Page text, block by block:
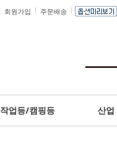
회원가입 주문배송 고객센터
작업등/캠핑등 산